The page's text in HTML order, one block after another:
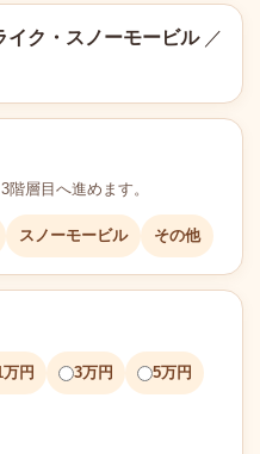
イク・スノーモービル／
層目へ進めます。
スノーモービル その他
万円 3万円 5万円